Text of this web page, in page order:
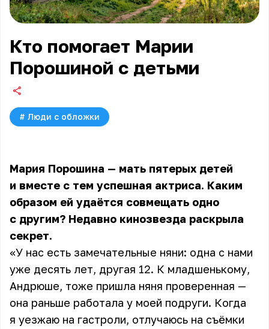
Кто помогает Марии
Порошиной с детьми
# Люди с обложки
Мария Порошина — мать пятерых детей
и вместе с тем успешная актриса. Каким
образом ей удаётся совмещать одно
с другим? Недавно кинозвезда раскрыла
секрет.
«У нас есть замечательные няни: одна с нами
уже десять лет, другая 12. К младшенькому,
Андрюше, тоже пришла няня проверенная —
она раньше работала у моей подруги. Когда
я уезжаю на гастроли, отлучаюсь на съёмки